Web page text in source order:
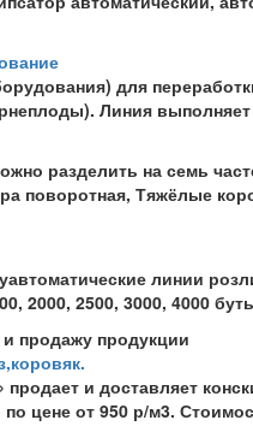
для
Линия
разделить на семь
поворотная, Тяжёлые
линии
2000, 2500, 3000, 4000
продажу продукции
и доставляет
цене от 950 р/м3.